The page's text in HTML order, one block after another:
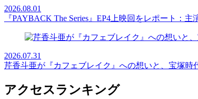
2026.08.01
『PAYBACK The Series』EP4上映回をレポート：
2026.07.31
芹香斗亜が『カフェブレイク』への想いと、宝塚
アクセスランキング